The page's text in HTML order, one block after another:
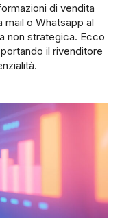
di vendita
mail o Whatsapp al
non strategica. Ecco
il rivenditore